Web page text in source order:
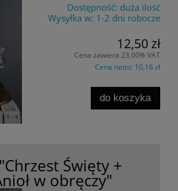
Dostępność: duża ilość
Wysyłka w: 1-2 dni robocze
12,50 zł
Cena zawiera 23,00% VAT
Cena netto: 10,16 zł
do koszyka
Święty +
w obręczy"